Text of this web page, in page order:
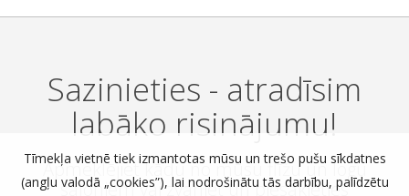
Sazinieties - atradīsim
labāko risinājumu!
Apmeklējiet kādu no mūsu flīžu un logu
saloniem vai zvaniet un piesakieties
Tīmekļa vietnē tiek izmantotas mūsu un trešo pušu sīkdatnes
(angļu valodā „cookies”), lai nodrošinātu tās darbību, palīdzētu